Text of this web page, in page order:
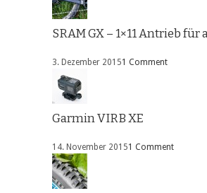
SRAM GX – 1×11 Antrieb für
3. Dezember 20151 Comment
Garmin VIRB XE
14. November 20151 Comment